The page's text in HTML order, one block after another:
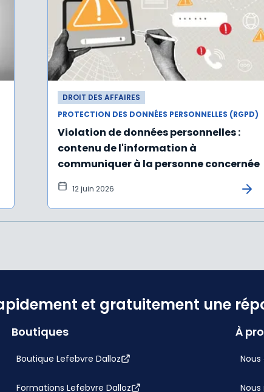
DROIT DES AFFAIRES
PROTECTION DES DONNÉES PERSONNELLES (RGPD)
Violation de données personnelles :
contenu de l'information à
communiquer à la personne concernée
12 juin 2026
et gratuitement une
Boutiques
Boutique Lefebvre Dalloz
Formations Lefebvre Dalloz
À